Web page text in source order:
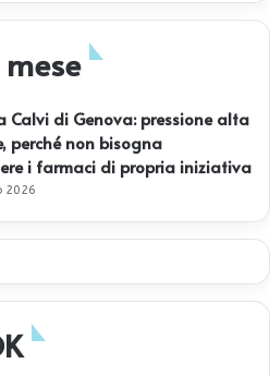
Calvi di Genova: pressione alta
perché non bisogna
i farmaci di propria iniziativa
2026